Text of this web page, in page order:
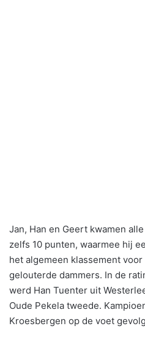
Jan, Han en Geert kwamen
zelfs 10 punten, waarmee hij
het algemeen klassement
gelouterde dammers. In de
werd Han Tuenter uit
Oude Pekela tweede.
Kroesbergen op de voet